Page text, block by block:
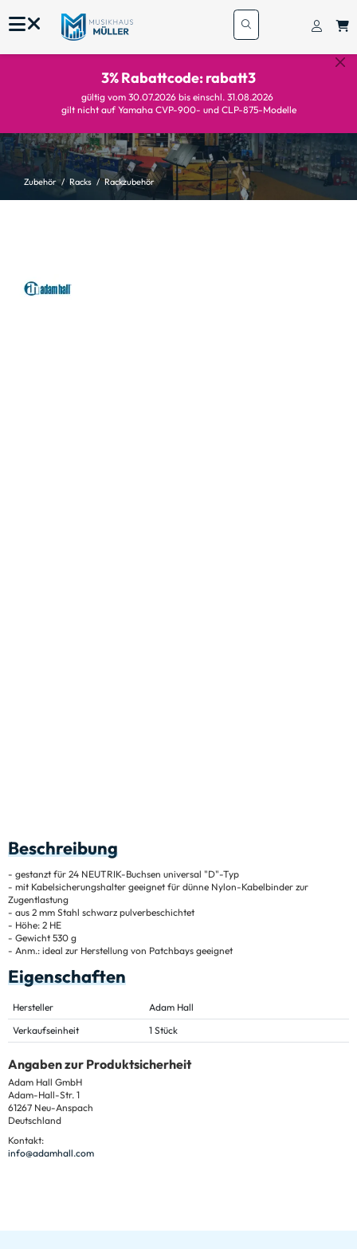
3% Rabattcode: rabatt3
gültig vom 30.07.2026 bis einschl. 31.08.2026
gilt nicht auf Yamaha CVP-900- und CLP-875-Modelle
Zubehör Racks Rackzubehör
Beschreibung
- gestanzt für 24 NEUTRIK-Buchsen universal "D"-Typ
- mit Kabelsicherungshalter geeignet für dünne Nylon-Kabelbinder zur
Zugentlastung
- aus 2 mm Stahl schwarz pulverbeschichtet
- Höhe: 2 HE
- Gewicht 530 g
- Anm.: ideal zur Herstellung von Patchbays geeignet
Eigenschaften
Hersteller
Adam Hall
Verkaufseinheit
1 Stück
Angaben zur Produktsicherheit
Adam Hall GmbH
Adam-Hall-Str. 1
61267 Neu-Anspach
Deutschland
Kontakt:
info@adamhall.com